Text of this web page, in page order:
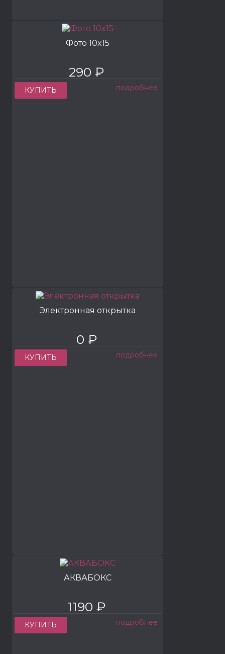
Фото 10x15
290 ₽
КУПИТЬ подробнее
Электронная открытка
0 ₽
КУПИТЬ подробнее
АКВАБОКС
1190 ₽
КУПИТЬ подробнее